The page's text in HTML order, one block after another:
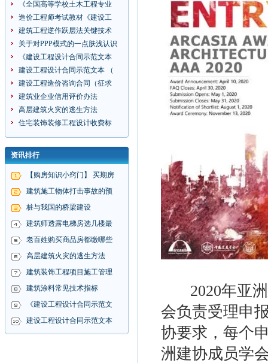
《全国高等学校土木工程专业
造价工程师考试教材《建设工
建筑工程逆作跃层法关键技术
关于对PPP模式的一点肤浅认识
《建设工程设计合同示范文本
建设工程设计合同示范文本 （
建设工程造价咨询合同（征求
建筑业企业信用评价办法
高层建筑火灾的逃生方法
住宅装饰装修工程设计收费标
资讯排行
【购房知识小窍门】 买期房
建筑施工物体打击事故的预
桩与我国的桥梁建设
建筑师透露电梯房选几楼最
老百姓购买商品房都缴哪些
高层建筑火灾的逃生方法
建筑装饰工程项目施工管理
建筑涂料常见技术指标
《建设工程设计合同示范文
建设工程设计合同示范文本
2020年亚洲
会负责受理申
协要求，每个
洲建协成员学